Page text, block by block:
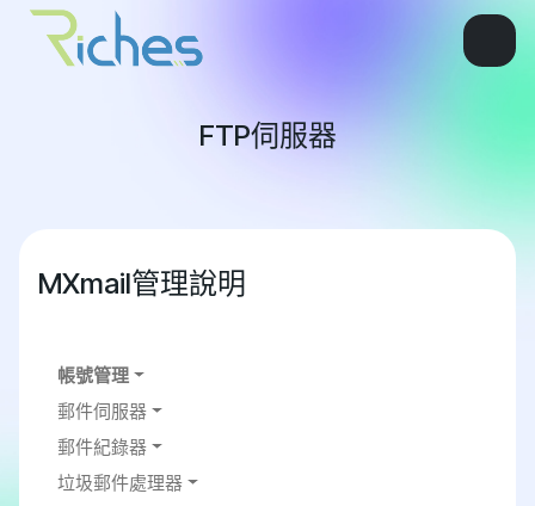
MXmail管理說明
帳號管理
郵件伺服器
郵件紀錄器
垃圾郵件處理器
FTP伺服器